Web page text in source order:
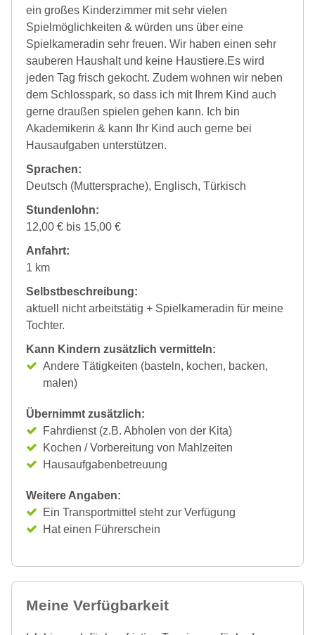
ein großes Kinderzimmer mit sehr vielen
Spielmöglichkeiten & würden uns über eine
Spielkameradin sehr freuen. Wir haben einen sehr
sauberen Haushalt und keine Haustiere.Es wird
jeden Tag frisch gekocht. Zudem wohnen wir neben
dem Schlosspark, so dass ich mit Ihrem Kind auch
gerne draußen spielen gehen kann. Ich bin
Akademikerin & kann Ihr Kind auch gerne bei
Hausaufgaben unterstützen.
Sprachen:
Deutsch (Muttersprache), Englisch, Türkisch
Stundenlohn:
12,00 € bis 15,00 €
Anfahrt:
1 km
Selbstbeschreibung:
aktuell nicht arbeitstätig + Spielkameradin für meine
Tochter.
Kann Kindern zusätzlich vermitteln:
Andere Tätigkeiten (basteln, kochen, backen,
malen)
Übernimmt zusätzlich:
Fahrdienst (z.B. Abholen von der Kita)
Kochen / Vorbereitung von Mahlzeiten
Hausaufgabenbetreuung
Weitere Angaben:
Ein Transportmittel steht zur Verfügung
Hat einen Führerschein
Meine Verfügbarkeit